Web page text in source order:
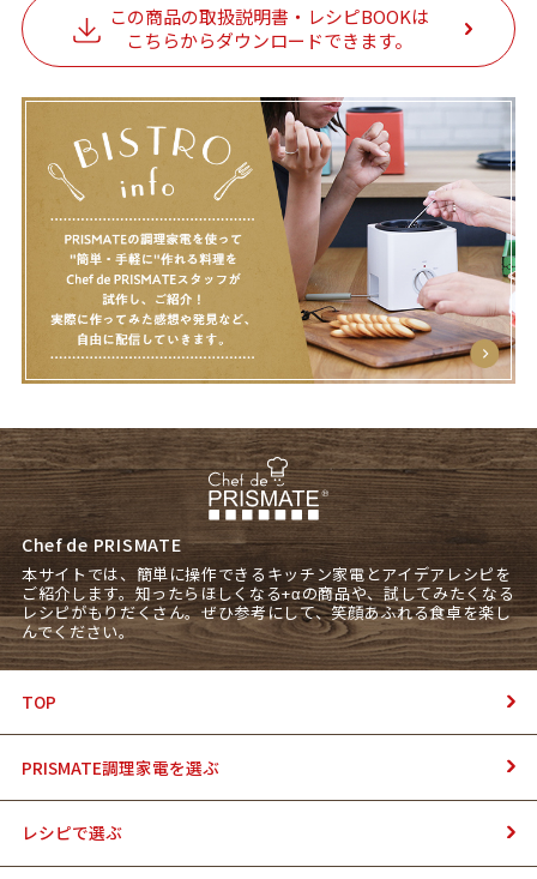
この商品の取扱説明書・レシピBOOKは
こちらからダウンロードできます。
Chef de PRISMATE
本サイトでは、簡単に操作できるキッチン家電とアイデアレシピを
ご紹介します。知ったらほしくなる+αの商品や、試してみたくなる
レシピがもりだくさん。ぜひ参考にして、笑顔あふれる食卓を楽し
んでください。
TOP
PRISMATE調理家電を選ぶ
レシピで選ぶ